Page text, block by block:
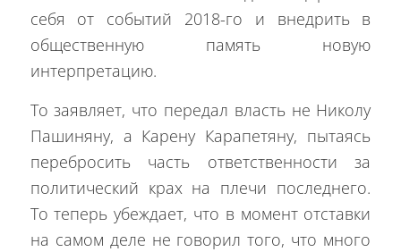
себя от событий 2018-го и внедрить в
общественную память новую
интерпретацию.
То заявляет, что передал власть не Николу
Пашиняну, а Карену Карапетяну, пытаясь
перебросить часть ответственности за
политический крах на плечи последнего.
То теперь убеждает, что в момент отставки
на самом деле не говорил того, что много